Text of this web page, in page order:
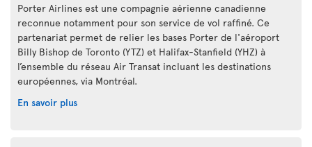
Porter Airlines est une compagnie aérienne canadienne
reconnue notamment pour son service de vol raffiné. Ce
partenariat permet de relier les bases Porter de l'aéroport
Billy Bishop de Toronto (YTZ) et Halifax-Stanfield (YHZ) à
l’ensemble du réseau Air Transat incluant les destinations
européennes, via Montréal.
En savoir plus